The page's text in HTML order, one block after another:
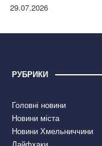
правдою
29.07.2026
РУБРИКИ
Головні новини
Новини міста
Новини Хмельниччини
Лайфхаки